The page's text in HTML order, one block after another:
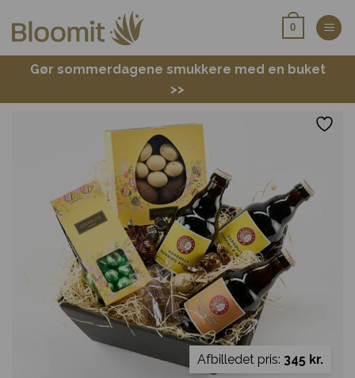
0
Gør sommerdagene smukkere med en buket
>>
Afbilledet pris: 345 kr.